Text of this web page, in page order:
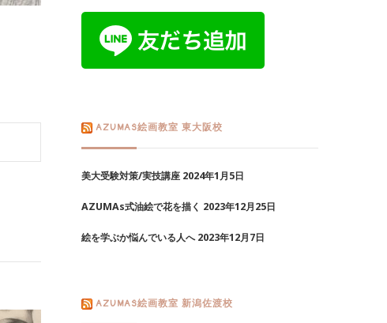
AZUMAS絵画教室 東大阪校
美大受験対策/実技講座 2024年1月5日
AZUMAs式油絵で花を描く 2023年12月25日
絵を学ぶか悩んでいる人へ 2023年12月7日
AZUMAS絵画教室 新潟佐渡校